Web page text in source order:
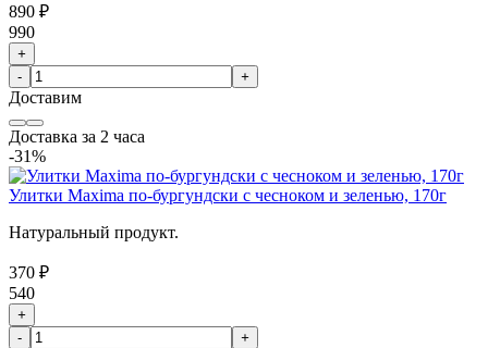
890 ₽
990
+
-
+
Доставим
Доставка за 2 часа
-31%
Улитки Maxima по-бургундски с чесноком и зеленью, 170г
Натуральный продукт.
370 ₽
540
+
-
+